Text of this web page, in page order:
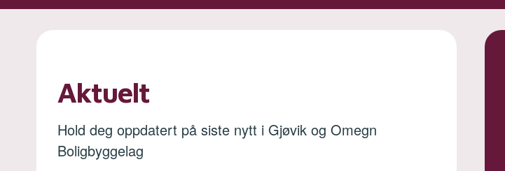
Aktuelt
Hold deg oppdatert på siste nytt i Gjøvik og Omegn
Boligbyggelag